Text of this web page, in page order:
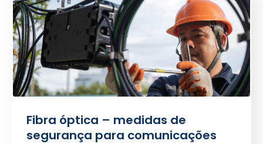
Fibra óptica – medidas de
segurança para comunicações